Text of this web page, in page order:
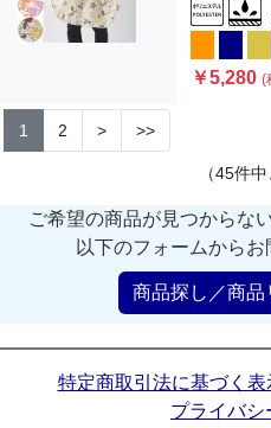
￥5,280(
1 2 > >>
（45件
ご希望の商品が見つからな
以下のフォームからお
商品探し／商
特定商取引法に基づく表
プライバシ